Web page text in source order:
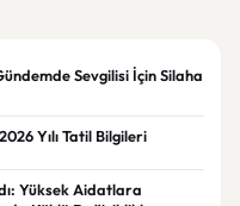
Sevgilisi İçin Silaha
Yılı Tatil Bilgileri
Yüksek Aidatlara